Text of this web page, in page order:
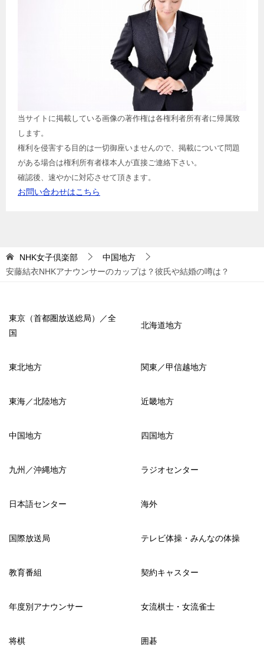
当サイトに掲載している画像の著作権は各権利者所有者に帰属致
します。
権利を侵害する目的は一切御座いませんので、掲載について問題
がある場合は権利所有者様本人が直接ご連絡下さい。
確認後、速やかに対応させて頂きます。
お問い合わせはこちら
NHK女子倶楽部
中国地方
安藤結衣NHKアナウンサーのカップは？彼氏や結婚の噂は？
東京（首都圏放送総局）／全
国
北海道地方
東北地方 関東／甲信越地方
東海／北陸地方 近畿地方
中国地方 四国地方
九州／沖縄地方 ラジオセンター
日本語センター 海外
国際放送局 テレビ体操・みんなの体操
教育番組 契約キャスター
年度別アナウンサー 女流棋士・女流雀士
将棋 囲碁